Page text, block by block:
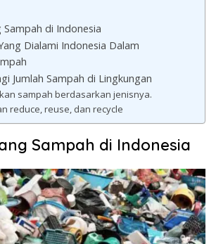
di Indonesia
Dialami Indonesia Dalam
Jumlah Sampah di Lingkungan
sampah berdasarkan jenisnya.
reduce, reuse, dan recycle
Sampah di Indonesia